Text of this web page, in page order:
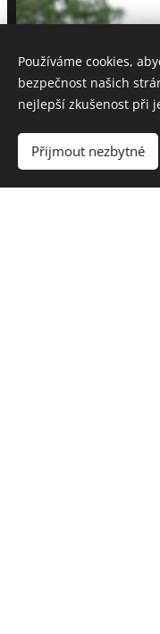
Používáme cookies,
bezpečnost našich
nejlepší zkušenost při
Přijmout nezbytné